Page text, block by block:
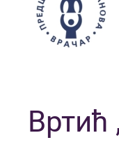
Вртић